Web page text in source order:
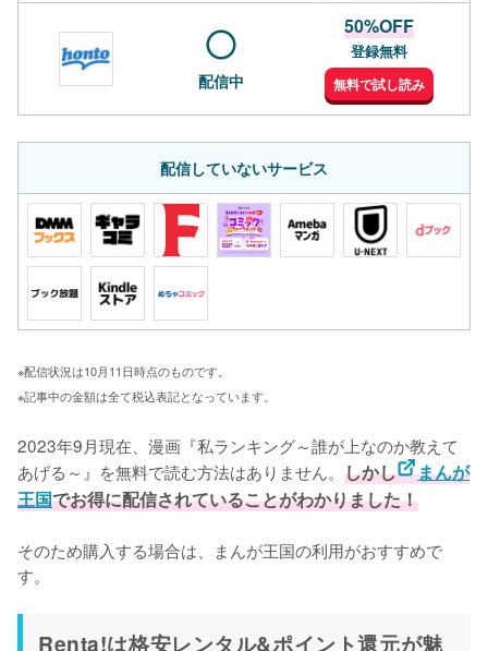
配信中
50%OFF
登録無料
無料で試し読み
配信していないサービス
※配信状況は10月11日時点のものです。
※記事中の金額は全て税込表記となっています。
2023年9月現在、漫画『私ランキング～誰が上なのか教えて
あげる～』を無料で読む方法はありません。 しかし
まんが
王国でお得に配信されていることがわかりました！
そのため購入する場合は、まんが王国の利用がおすすめで
す。
Renta!は格安レンタル&ポイント還元が魅